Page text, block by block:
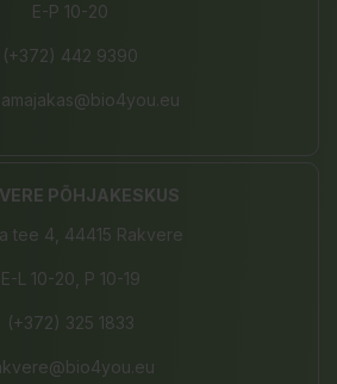
E-P 10-20
(+372) 442 9390
PÕHJAKESKUS
tee 4, 44415 Rakvere
E-L 10-20, P 10-19
(+372) 325 1833